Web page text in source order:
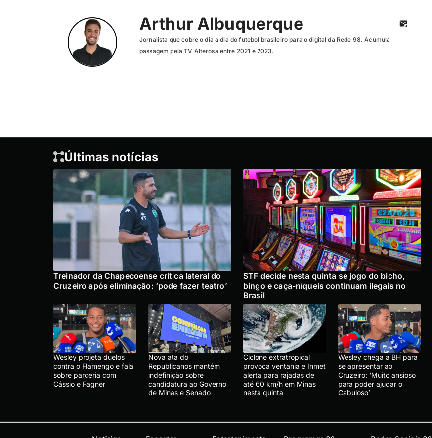
Arthur Albuquerque
Jornalista que cobre o dia a dia do futebol brasileiro para o digital da Rede 98. Acumula
passagem pela TV Alterosa entre 2021 e 2023.
Últimas notícias
Treinador da Chapecoense critica lateral do
Cruzeiro após eliminação: ‘pode fazer teatro’
STF decide nesta quinta se jogo do bicho,
bingo e caça-níqueis continuam ilegais no
Brasil
Wesley projeta duelos
contra o Flamengo e fala
sobre parceria com
Cássio e Fagner
Nova ata do
Republicanos mantém
indefinição sobre
candidatura ao Governo
de Minas e Senado
Ciclone extratropical
provoca ventania e Inmet
alerta para rajadas de
até 60 km/h em Minas
nesta quinta
Wesley chega a BH para
se apresentar ao
Cruzeiro: ‘Muito ansioso
para poder ajudar o
Cabuloso’